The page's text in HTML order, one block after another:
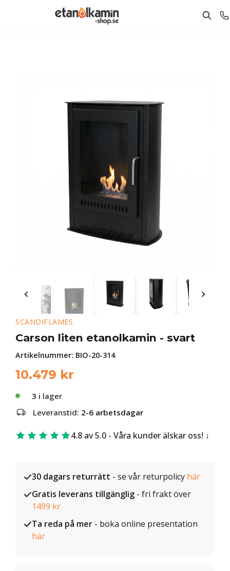
SCANDIFLAMES
Carson liten etanolkamin - svart
Artikelnummer: BIO-20-314
10.479 kr
3 i lager
Leveranstid: 2-6 arbetsdagar
4.8 av 5.0 - Våra kunder älskar oss!
30 dagars returrätt - se vår returpolicy här
Gratis leverans tillgänglig - fri frakt över
1499 kr
Ta reda på mer - boka online presentation
här